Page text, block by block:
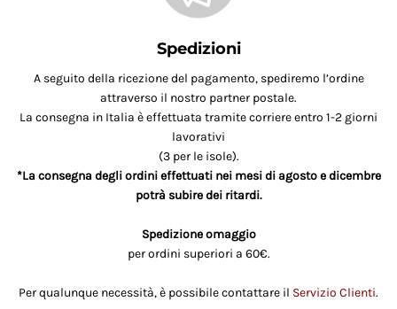
Spedizioni
A seguito della ricezione del pagamento, spediremo l’ordine
attraverso il nostro partner postale.
La consegna in Italia è effettuata tramite corriere entro 1-2 giorni
lavorativi
(3 per le isole).
*La consegna degli ordini effettuati nei mesi di agosto e dicembre
potrà subire dei ritardi.
Spedizione omaggio
per ordini superiori a 60€.
Per qualunque necessità, è possibile contattare il Servizio Clienti.